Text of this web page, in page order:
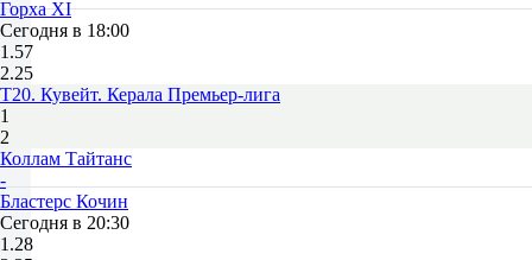
Горха XI
Сегодня в 18:00
1.57
2.25
T20. Кувейт. Керала Премьер-лига
1
2
Коллам Тайтанс
-
Бластерс Кочин
Сегодня в 20:30
1.28